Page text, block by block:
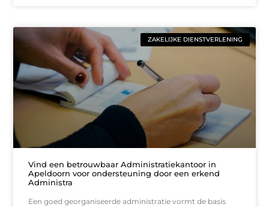
ZAKELIJKE DIENSTVERLENING
Vind een betrouwbaar Administratiekantoor in
Apeldoorn voor ondersteuning door een erkend
Administra
Een goed georganiseerde administratie vormt de basis